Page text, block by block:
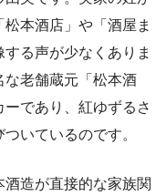
本酒店」や「酒屋ま
る声が少なくありま
な老舗蔵元「松本酒
であり、紅ゆずるさ
いているのです。
造が直接的な家族関